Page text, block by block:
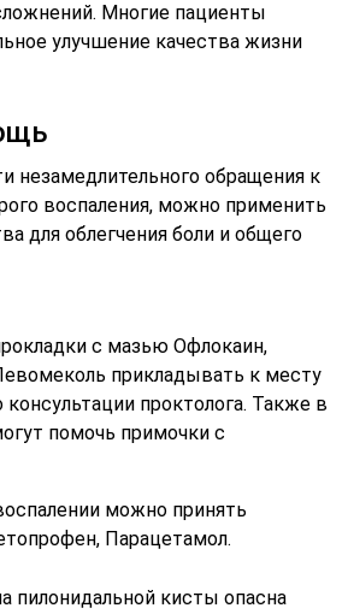
Многие пациенты
улучшение качества жизни
незамедлительного обращения к
воспаления, можно применить
для облегчения боли и общего
с мазью Офлокаин,
прикладывать к месту
консультации проктолога. Также в
помочь примочки с
можно принять
Парацетамол.
пилонидальной кисты опасна